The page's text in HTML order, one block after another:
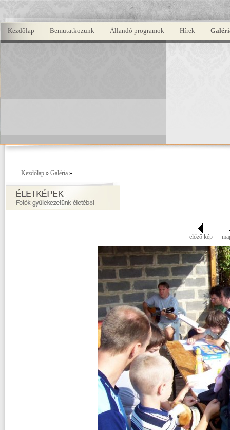
Kezdőlap Bemutatkozunk Állandó programok Hírek
Kezdőlap » Galéria »
előző kép